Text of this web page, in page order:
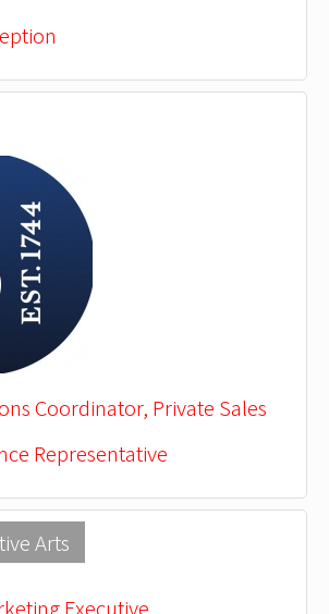
Coordinator, Private Sales
Representative
Arts
Executive